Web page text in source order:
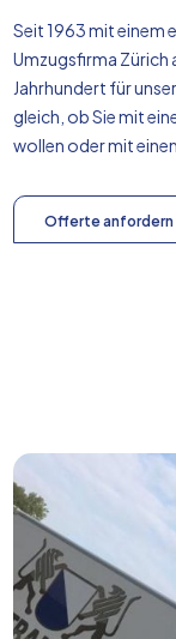
Seit 1963 mit einem
Umzugsfirma Zürich
Jahrhundert für
gleich, ob Sie mit
wollen oder mit
Offerte anfordern